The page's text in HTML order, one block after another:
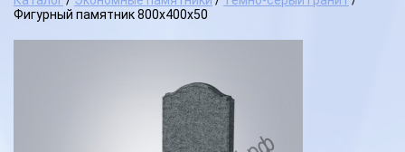
Памятники участникам СВО
Эксклюзивные памятники
Фигурный памятник 800х400х50